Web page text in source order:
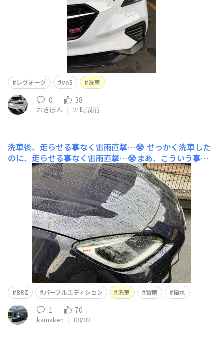
レヴォーグ vn5 洗車
0 38
おきぽん | 21時間前
洗車後、走らせる事なく雷雨直撃…😭せっかく洗車した
のに、走らせる事なく雷雨直撃…😭まあ、こういう事も
あるわな…😓Crystal keeperとコメリシャンプーのおか
げで元気に撥水中。昨日の夕方に洗車してピカピカ✨にな
ったパープルエディション❣️走らせる事なく雷雨直撃…😭
磨き上げたボディに雷雨が容赦なく降り注ぎます。撥水力
はしっかり維
BRZ パープルエディション 洗車 雷雨 撥水
1 70
kamaken | 08/02